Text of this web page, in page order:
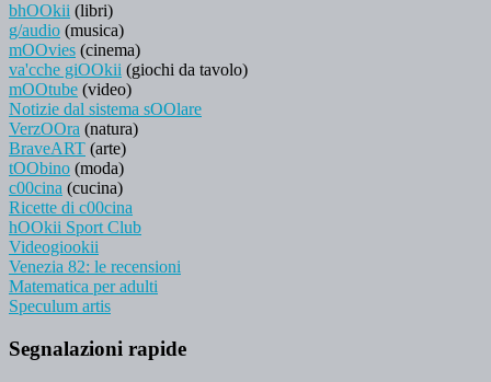
bhOOkii (libri)
g/audio (musica)
mOOvies (cinema)
va'cche giOOkii (giochi da tavolo)
mOOtube (video)
Notizie dal sistema sOOlare
VerzOOra (natura)
BraveART (arte)
tOObino (moda)
c00cina (cucina)
Ricette di c00cina
hOOkii Sport Club
Videogiookii
Venezia 82: le recensioni
Matematica per adulti
Speculum artis
Segnalazioni rapide